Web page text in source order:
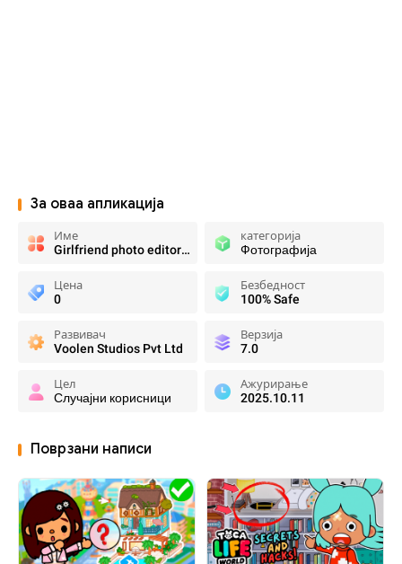
За оваа апликација
Име
Girlfriend photo editor frames
категорија
Фотографија
Цена
0
Безбедност
100% Safe
Развивач
Voolen Studios Pvt Ltd
Верзија
7.0
Цел
Случајни корисници
Ажурирање
2025.10.11
Поврзани написи